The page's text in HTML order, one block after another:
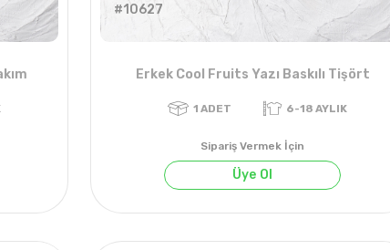
#10627
Erkek Cool Fruits Yazı Baskılı Tişört
Sipariş Vermek İçin
Üye Ol